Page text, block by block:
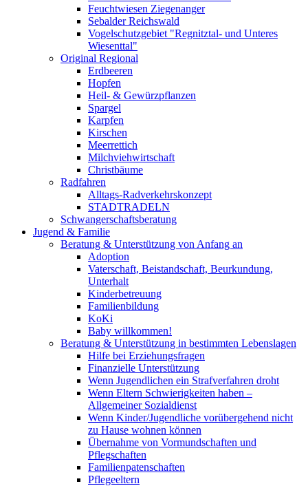
Feuchtwiesen Ziegenanger
Sebalder Reichswald
Vogelschutzgebiet "Regnitztal- und Unteres
Wiesenttal"
Original Regional
Erdbeeren
Hopfen
Heil- & Gewürzpflanzen
Spargel
Karpfen
Kirschen
Meerrettich
Milchviehwirtschaft
Christbäume
Radfahren
Alltags-Radverkehrskonzept
STADTRADELN
Schwangerschaftsberatung
Jugend & Familie
Beratung & Unterstützung von Anfang an
Adoption
Vaterschaft, Beistandschaft, Beurkundung,
Unterhalt
Kinderbetreuung
Familienbildung
KoKi
Baby willkommen!
Beratung & Unterstützung in bestimmten Lebenslagen
Hilfe bei Erziehungsfragen
Finanzielle Unterstützung
Wenn Jugendlichen ein Strafverfahren droht
Wenn Eltern Schwierigkeiten haben –
Allgemeiner Sozialdienst
Wenn Kinder/Jugendliche vorübergehend nicht
zu Hause wohnen können
Übernahme von Vormundschaften und
Pflegschaften
Familienpatenschaften
Pflegeeltern